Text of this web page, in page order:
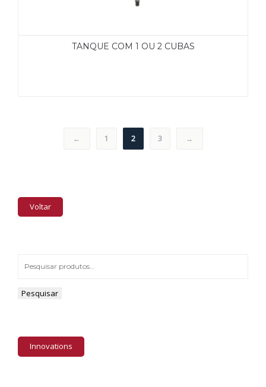
TANQUE COM 1 OU 2 CUBAS
← 1 2 3 →
Voltar
Pesquisar
Innovations